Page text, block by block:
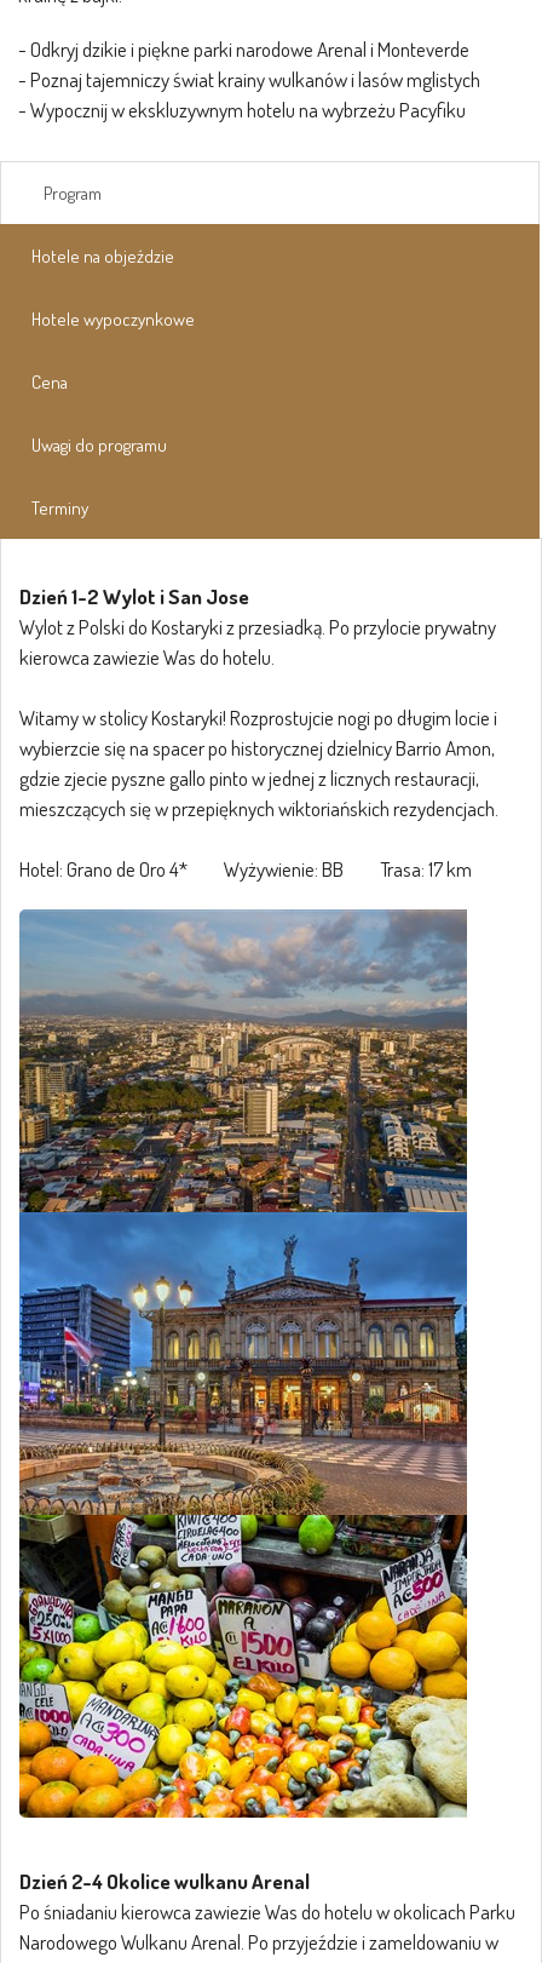
- Odkryj dzikie i piękne parki narodowe Arenal i Monteverde
- Poznaj tajemniczy świat krainy wulkanów i lasów mglistych
- Wypocznij w ekskluzywnym hotelu na wybrzeżu Pacyfiku
Program
Hotele na objeździe
Hotele wypoczynkowe
Cena
Uwagi do programu
Terminy
Dzień 1-2 Wylot i San Jose
Wylot z Polski do Kostaryki z przesiadką. Po przylocie prywatny
kierowca zawiezie Was do hotelu.
Witamy w stolicy Kostaryki! Rozprostujcie nogi po długim locie i
wybierzcie się na spacer po historycznej dzielnicy Barrio Amon,
gdzie zjecie pyszne gallo pinto w jednej z licznych restauracji,
mieszczących się w przepięknych wiktoriańskich rezydencjach.
Hotel: Grano de Oro 4* Wyżywienie: BB Trasa: 17 km
Dzień 2-4 Okolice wulkanu Arenal
Po śniadaniu kierowca zawiezie Was do hotelu w okolicach Parku
Narodowego Wulkanu Arenal. Po przyjeździe i zameldowaniu w